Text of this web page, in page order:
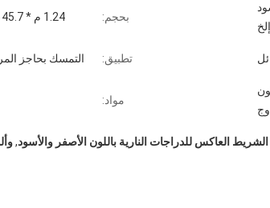
بحجم: 1.24 م * 45.7 م ، يمكن قصها حسب حاجتك
تطبيق: التمسك بحاجز
مواد:
الشريط العاكس للدراجات النارية باللون الأصفر والأسود,